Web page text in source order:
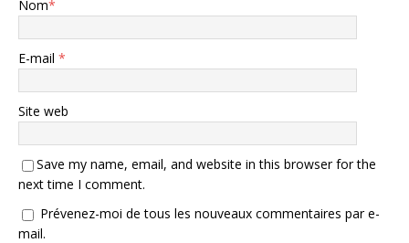
Nom*
E-mail *
Site web
Save my name, email, and website in this browser for the
next time I comment.
Prévenez-moi de tous les nouveaux commentaires par e-
mail.